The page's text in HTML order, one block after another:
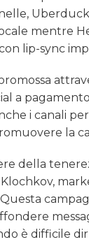
mentre
lip-sync
a
i canali
la
della
è difficile